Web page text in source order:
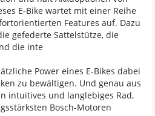
E-Bike wartet mit einer Reihe
Features auf. Dazu
gefederte Sattelstütze, die
die inte
Power eines E-Bikes dabei
zu bewältigen. Und genau aus
intuitives und langlebiges Rad,
Bosch-Motoren